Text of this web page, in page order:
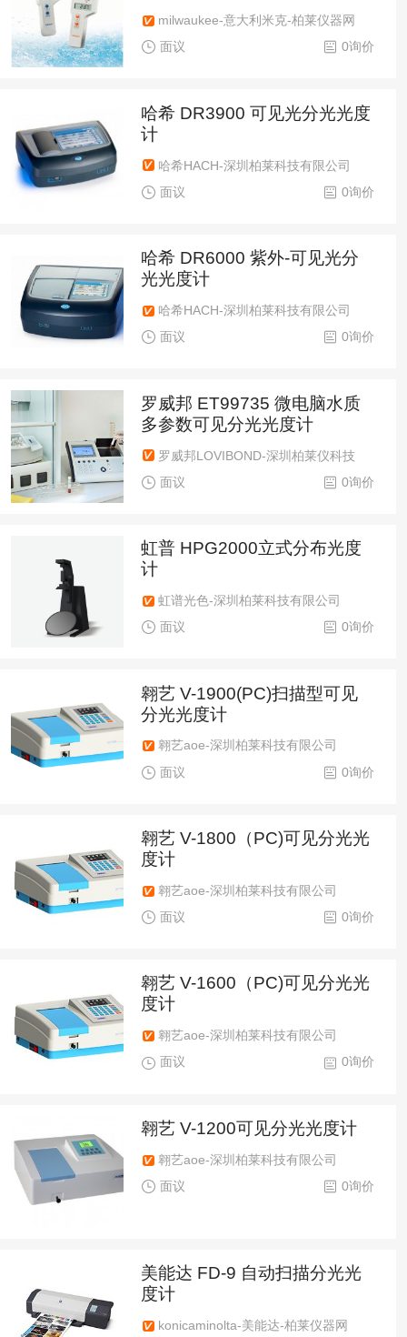
milwaukee-意大利米克-柏莱仪器网
0询价
面议
哈希 DR3900 可见光分光光度
计
哈希HACH-深圳柏莱科技有限公司
0询价
面议
哈希 DR6000 紫外-可见光分
光光度计
哈希HACH-深圳柏莱科技有限公司
0询价
面议
罗威邦 ET99735 微电脑水质
多参数可见分光光度计
罗威邦LOVIBOND-深圳柏莱仪科技
0询价
面议
虹普 HPG2000立式分布光度
计
虹谱光色-深圳柏莱科技有限公司
0询价
面议
翱艺 V-1900(PC)扫描型可见
分光光度计
翱艺aoe-深圳柏莱科技有限公司
0询价
面议
翱艺 V-1800（PC)可见分光光
度计
翱艺aoe-深圳柏莱科技有限公司
0询价
面议
翱艺 V-1600（PC)可见分光光
度计
翱艺aoe-深圳柏莱科技有限公司
0询价
面议
翱艺 V-1200可见分光光度计
翱艺aoe-深圳柏莱科技有限公司
0询价
面议
美能达 FD-9 自动扫描分光光
度计
konicaminolta-美能达-柏莱仪器网